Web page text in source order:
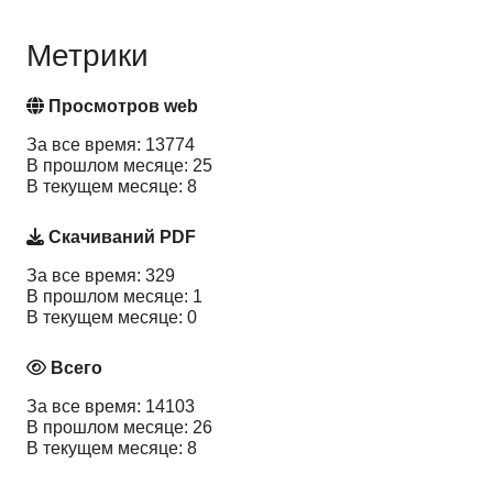
Метрики
Просмотров web
За все время: 13774
В прошлом месяце: 25
В текущем месяце: 8
Скачиваний PDF
За все время: 329
В прошлом месяце: 1
В текущем месяце: 0
Всего
За все время: 14103
В прошлом месяце: 26
В текущем месяце: 8